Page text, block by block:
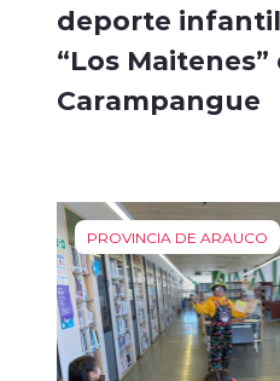
deporte
“Los Maitenes”
Carampangue
PROVINCIA DE ARAUCO